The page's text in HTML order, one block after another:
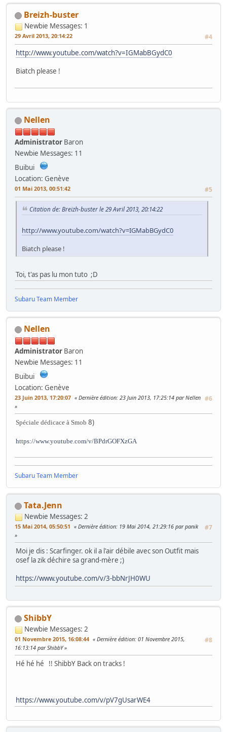
Breizh-buster
Newbie Messages: 1
29 Avril 2013, 20:14:22 #4
http://www.youtube.com/watch?v=IGMabBGydC0
Biatch please !
Nellen
Administrator Baron
Newbie Messages: 11
Buibui
Location: Genève
01 Mai 2013, 00:51:42 #5
Citation de: Breizh-buster le 29 Avril 2013, 20:14:22
http://www.youtube.com/watch?v=IGMabBGydC0
Biatch please !
Toi, t'as pas lu mon tuto ;D
Subaru Team Member
Nellen
Administrator Baron
Newbie Messages: 11
Buibui
Location: Genève
23 Juin 2013, 17:20:07 #6
Dernière édition: 23 Juin 2013, 17:25:14 par Nellen
Spéciale dédicace à Smob 8)
https://www.youtube.com/v/BPdrGOFXzGA
Subaru Team Member
Tata.Jenn
Newbie Messages: 2
15 Mai 2014, 05:50:51 #7
Dernière édition: 19 Mai 2014, 21:29:16 par panik
Moi je dis : Scarfinger. ok il a l'air débile avec son Outfit mais
osef la zik déchire sa grand-mère ;)
https://www.youtube.com/v/3-bbNrJH0WU
ShibbY
Newbie Messages: 2
01 Novembre 2015, 16:08:44 #8
Dernière édition: 01 Novembre 2015,
16:13:14 par ShibbY
Hé hé hé !! ShibbY Back on tracks !
https://www.youtube.com/v/pV7gUsarWE4